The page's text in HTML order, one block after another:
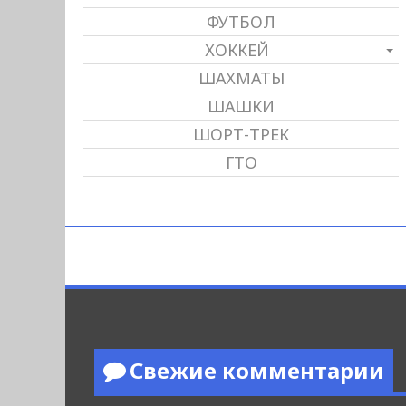
ФУТБОЛ
ХОККЕЙ
ШАХМАТЫ
ШАШКИ
ШОРТ-ТРЕК
ГТО
Свежие комментарии